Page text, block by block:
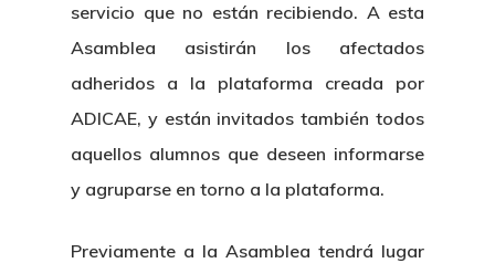
servicio que no están recibiendo. A esta
Asamblea asistirán los afectados
adheridos a la plataforma creada por
ADICAE, y están invitados también todos
aquellos alumnos que deseen informarse
y agruparse en torno a la plataforma.
Previamente a la Asamblea tendrá lugar